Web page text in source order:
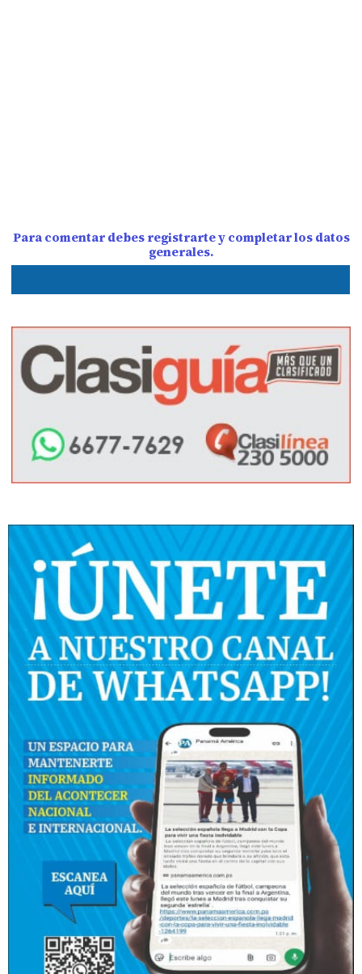
Para comentar debes registrarte y completar los datos
generales.